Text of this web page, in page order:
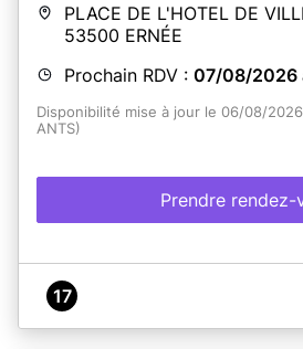
PLACE DE L'HOTEL DE
53500 ERNÉE
Prochain RDV : 07/08/2026
Disponibilité mise à jour le 06/08/
ANTS)
Prendre rendez-
17